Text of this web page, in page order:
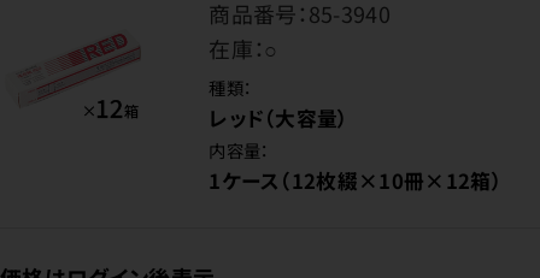
商品番号：85-3940
在庫：○
種類：
レッド（大容量）
内容量：
1ケース（12枚綴×10冊×12箱）